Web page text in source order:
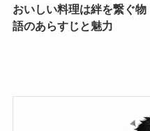
おいしい料理は絆を繋ぐ物
語のあらすじと魅力